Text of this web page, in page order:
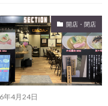
開店・閉店
年4月24日